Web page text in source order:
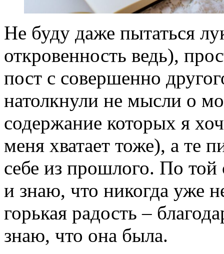
Не буду даже пытаться
откровенность ведь),
пост с совершенно
натолкнули не мысли о
содержание которых я
меня хватает тоже), а те
себе из прошлого. По той
и знаю, что никогда уже
горькая радость –
знаю, что она была.